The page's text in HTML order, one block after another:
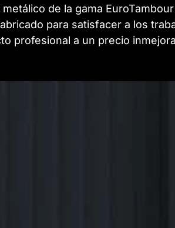
de la gama
para satisfacer a los
profesional a un precio